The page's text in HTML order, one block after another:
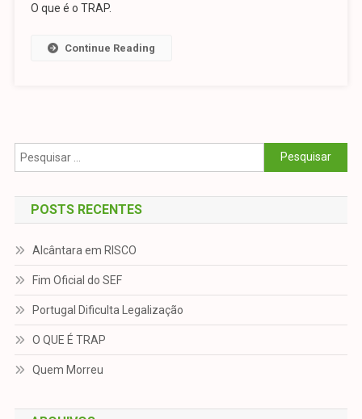
TRAP
O que é o TRAP.
Continue Reading
Pesquisar
por:
POSTS RECENTES
Alcântara em RISCO
Fim Oficial do SEF
Portugal Dificulta Legalização
O QUE É TRAP
Quem Morreu